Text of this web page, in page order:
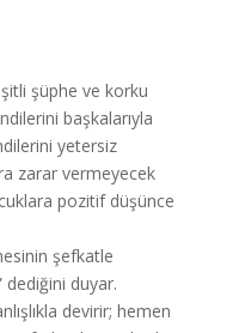
şüphe ve korku
başkalarıyla
yetersiz
zarar vermeyecek
pozitif düşünce
şefkatle
dediğini duyar.
devirir; hemen